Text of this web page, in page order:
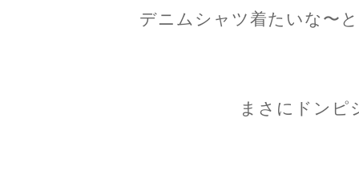
デニムシャツ着たいな〜
まさにドンピ